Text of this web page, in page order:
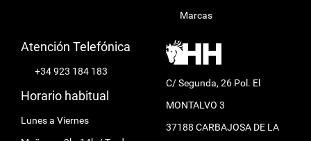
Marcas
Atención Telefónica
+34 923 184 183
Horario habitual
Lunes a Viernes
C/ Segunda, 26 Pol. El
MONTALVO 3
37188 CARBAJOSA DE LA